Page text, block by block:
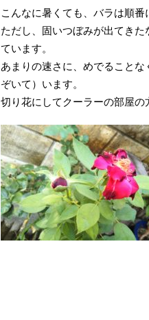
こんなに暑くても、バラは順番
ただし、固いつぼみが出てき
ています。
あまりの速さに、めでること
ぞいて）います。
切り花にしてクーラーの部屋の